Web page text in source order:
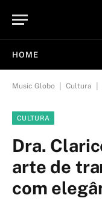
HOME
Music Globo Cultura
CULTURA
Dra.
arte de
com